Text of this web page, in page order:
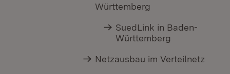
Württemberg
SuedLink in Baden-
Württemberg
Netzausbau im Verteilnetz